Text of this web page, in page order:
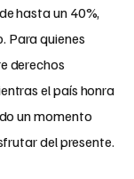
hasta un 40%,
Para quienes
derechos
el país honra
un momento
del presente.